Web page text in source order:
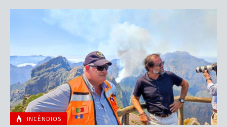
INCÊNDIOS